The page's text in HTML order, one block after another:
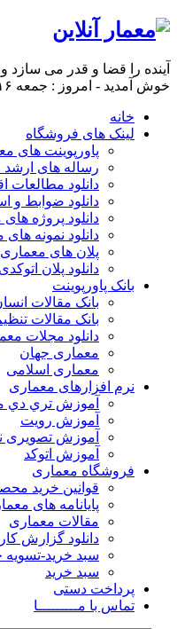
آینده را قضا و قدر می سازد
خوش آمدید - امروز : جمعه ۱۶ مرداد ۱۴۰۵
خانه
لینک های فروشگاه
پاورپوینت های
رساله های
دانلود مطالعات
دانلود ضوابط و
دانلود پروژه
دانلود نمونه
پلان های معماری
دانلود پلان
بانک پاورپوینت
بانک مقالات
بانک مقالات
دانلود مجلات
معماری جهان
معماری اسلامی
نرم افزارهای معماری
آﻣﻮزش ﺗﺮي
آموزش رویت
آموزش تصویری
آموزش اتوکد
فروشگاه معماری
قوانین خرید
پایانامه های
مقالات معماری
دانلود گزارش
سبد خرید-
سبد خرید
پرداخت دستی
تماس با مـــــــــا